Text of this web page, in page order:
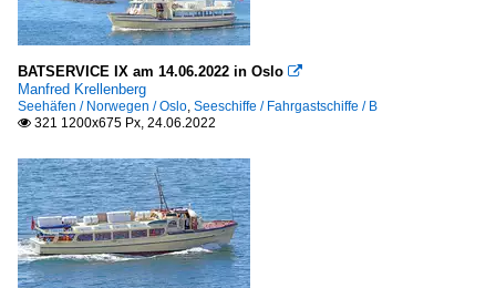
BATSERVICE IX am 14.06.2022 in Oslo 
Manfred Krellenberg
Seehäfen / Norwegen / Oslo, Seeschiffe / Fahrgastschiffe / B
 321 1200x675 Px, 24.06.2022